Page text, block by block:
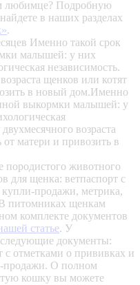
любимце? Подробную
в наших разделах
.
Именно такой срок
малышей: у них
независимость.
щенков или котят
в новый дом.Именно
выкормки малышей: у
возраста
матери и привозить в
породистого животного
для щенка: ветпаспорт с
продажи, метрика,
В питомниках щенкам
комплекте документов
статье. У
документы:
с отметками о прививках и
продажи. О полном
кошку вы можете